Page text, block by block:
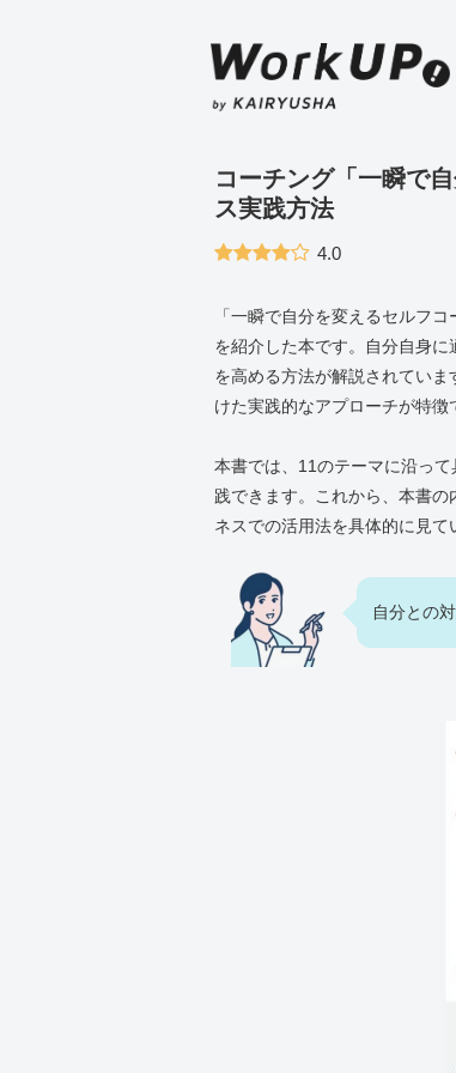
コーチング「一瞬で
ス実践方法
4.0
「一瞬で自分を変えるセルフ
を紹介した本です。自分自身
を高める方法が解説されてい
けた実践的なアプローチが特徴
本書では、11のテーマに沿っ
践できます。これから、本書
ネスでの活用法を具体的に見て
自分との